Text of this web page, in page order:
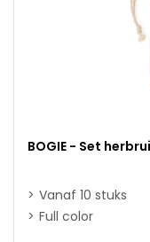
BOGIE - Set
Vanaf 10 stuks
Full color